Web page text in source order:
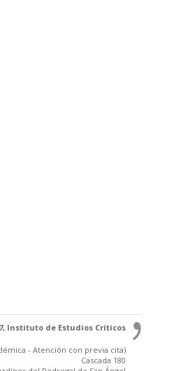
Instituto de Estudios Críticos
- Atención con previa cita)
Cascada 180